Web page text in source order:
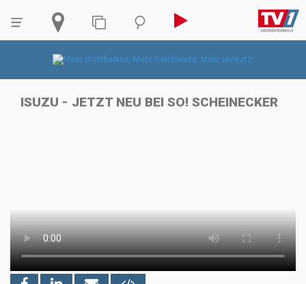
ISUZU - JETZT NEU BEI SO! SCHEINECKER